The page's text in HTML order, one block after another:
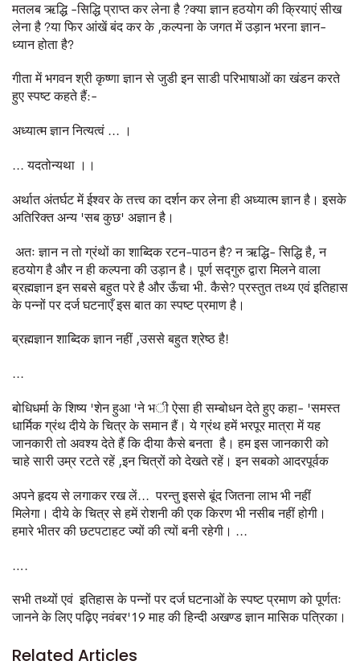
मतलब ऋद्धि-सिद्धि प्राप्त कर लेना है ?क्या ज्ञान हठयोग की क्रियाएं सीख
लेना है ?या फिर आंखें बंद कर के,कल्पना के जगत में उड़ान भरना ज्ञान-
ध्यान होता है?
गीता में भगवन श्री कृष्णा ज्ञान से जुडी इन साडी परिभाषाओं का खंडन करते
हुए स्पष्ट कहते हैं:-
अध्यात्म ज्ञान नित्यत्वं ... ।
... यदतोन्यथा ।।
अर्थात अंतर्घट में ईश्वर के तत्त्व का दर्शन कर लेना ही अध्यात्म ज्ञान है। इसके
अतिरिक्त अन्य 'सब कुछ' अज्ञान है।
अतः ज्ञान न तो ग्रंथों का शाब्दिक रटन-पाठन है? न ऋद्धि- सिद्धि है, न
हठयोग है और न ही कल्पना की उड़ान है। पूर्ण सद्गुरु द्वारा मिलने वाला
ब्रह्मज्ञान इन सबसे बहुत परे है और ऊँचा भी. कैसे? प्रस्तुत तथ्य एवं इतिहास
के पन्नों पर दर्ज घटनाएँ इस बात का स्पष्ट प्रमाण है।
ब्रह्मज्ञान शाब्दिक ज्ञान नहीं ,उससे बहुत श्रेष्ठ है!
...
बोधिधर्मा के शिष्य 'शेन हुआ'ने भी ऐसा ही सम्बोधन देते हुए कहा- 'समस्त
धार्मिक ग्रंथ दीये के चित्र के समान हैं। ये ग्रंथ हमें भरपूर मात्रा में यह
जानकारी तो अवश्य देते हैं कि दीया कैसे बनता है। हम इस जानकारी को
चाहे सारी उम्र रटते रहें ,इन चित्रों को देखते रहें। इन सबको आदरपूर्वक
अपने हृदय से लगाकर रख लें... परन्तु इससे बूंद जितना लाभ भी नहीं
मिलेगा। दीये के चित्र से हमें रोशनी की एक किरण भी नसीब नहीं होगी।
हमारे भीतर की छटपटाहट ज्यों की त्यों बनी रहेगी। ...
….
सभी तथ्यों एवं इतिहास के पन्नों पर दर्ज घटनाओं के स्पष्ट प्रमाण को पूर्णतः
जानने के लिए पढ़िए नवंबर'19 माह की हिन्दी अखण्ड ज्ञान मासिक पत्रिका।
Related Articles